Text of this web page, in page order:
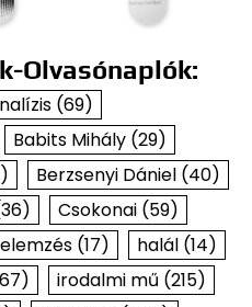
Olvasónaplók:
(69)
Babits Mihály(29)
Berzsenyi Dániel(40)
Csokonai(59)
elemzés(17) halál(14)
irodalmi mű (215)